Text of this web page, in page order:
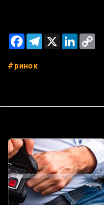
FacebookTelegram
X LinkedIn
ринок